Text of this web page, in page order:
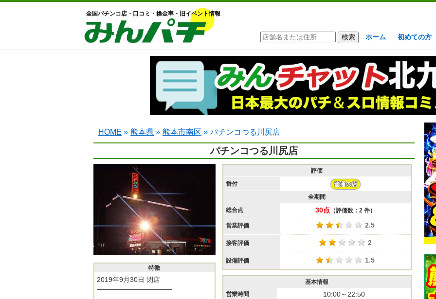
全国パチンコ店・口コミ・換金率・旧イベント情報
ホーム 初めての方
HOME » 熊本県 » 熊本市南区 » パチンコつる川尻店
パチンコつる川尻店
特徴
2019年9月30日 閉店
━━━━━━━━━━━
評価
番付
普通の店
全期間
総合点
30点 （評価数：2 件）
営業評価 2.5
接客評価 2
設備評価 1.5
基本情報
営業時間
10:00～22:50